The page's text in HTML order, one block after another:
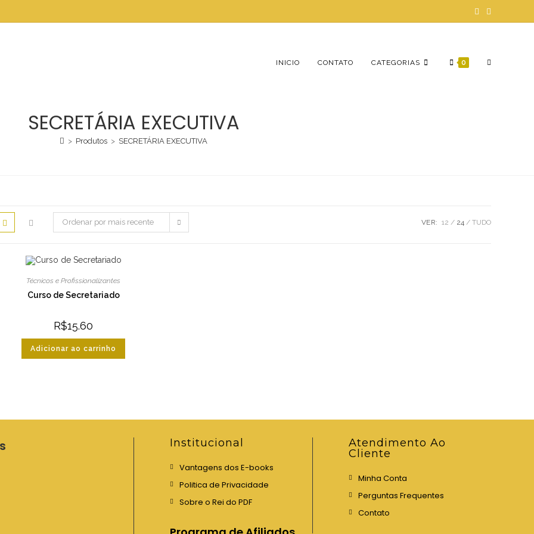
INICIO CONTATO CATEGORIAS 0 ALTERNAR
SITE
SECRETÁRIA EXECUTIVA
> Produtos > SECRETÁRIA EXECUTIVA
Ordenar por mais recente VER: 12 24 TUDO
Técnicos e Profissionalizantes
Curso de Secretariado
R$15.60
Adicionar ao carrinho
Institucional
Vantagens dos E-books
Politica de Privacidade
Sobre o Rei do PDF
Atendimento Ao
Cliente
Minha Conta
Perguntas Frequentes
Contato